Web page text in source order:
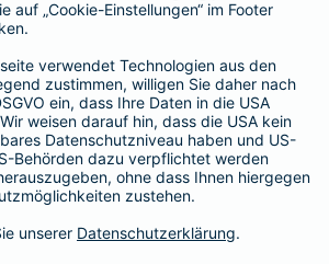
Adresse ändern
Schaden melden
Kilometerstandsmeldung
Serviceübersicht